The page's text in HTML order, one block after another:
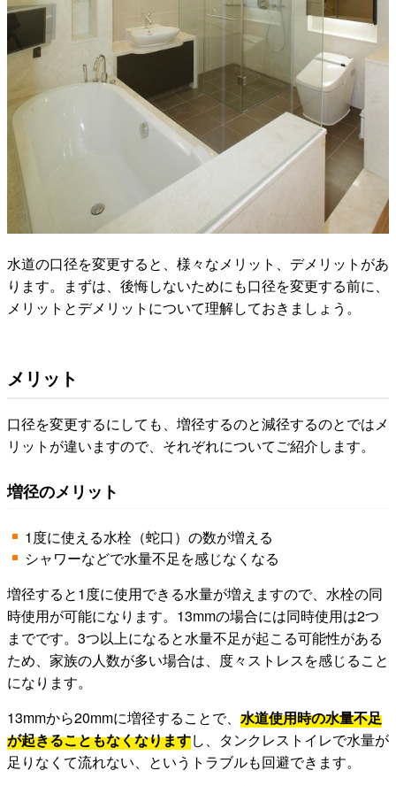
水道の口径を変更すると、様々なメリット、デメリットがあ
ります。まずは、後悔しないためにも口径を変更する前に、
メリットとデメリットについて理解しておきましょう。
メリット
口径を変更するにしても、増径するのと減径するのとではメ
リットが違いますので、それぞれについてご紹介します。
増径のメリット
1度に使える水栓（蛇口）の数が増える
シャワーなどで水量不足を感じなくなる
増径すると1度に使用できる水量が増えますので、水栓の同
時使用が可能になります。13mmの場合には同時使用は2つ
までです。3つ以上になると水量不足が起こる可能性がある
ため、家族の人数が多い場合は、度々ストレスを感じること
になります。
13mmから20mmに増径することで、 水道使用時の水量不足
が起きることもなくなりますし、タンクレストイレで水量が
足りなくて流れない、というトラブルも回避できます。